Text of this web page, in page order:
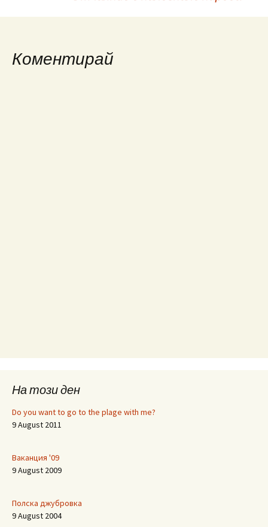
navigation
Коментирай
На този ден
Do you want to go to the plage with me?
9 August 2011
Ваканция '09
9 August 2009
Полска джубровка
9 August 2004